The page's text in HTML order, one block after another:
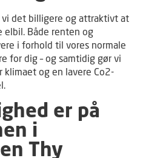
vi det billigere og attraktivt at
elbil. Både renten og
i forhold til vores normale
for dig – og samtidig gør vi
klimaet og en lavere Co2-
er på
i
Thy